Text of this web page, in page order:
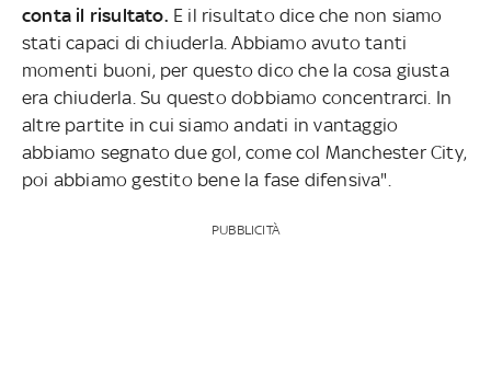
conta il risultato. E il risultato dice che non siamo
stati capaci di chiuderla. Abbiamo avuto tanti
momenti buoni, per questo dico che la cosa giusta
era chiuderla. Su questo dobbiamo concentrarci. In
altre partite in cui siamo andati in vantaggio
abbiamo segnato due gol, come col Manchester City,
poi abbiamo gestito bene la fase difensiva".
PUBBLICITÀ